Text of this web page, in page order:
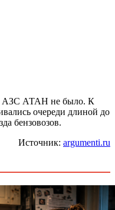
АЗС АТАН не было. К
очереди длиной до
бензовозов.
Источник: argumenti.ru